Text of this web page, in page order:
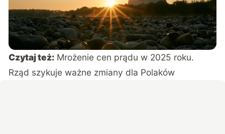
Czytaj też: Mrożenie cen prądu w 2025 roku.
Rząd szykuje ważne zmiany dla Polaków